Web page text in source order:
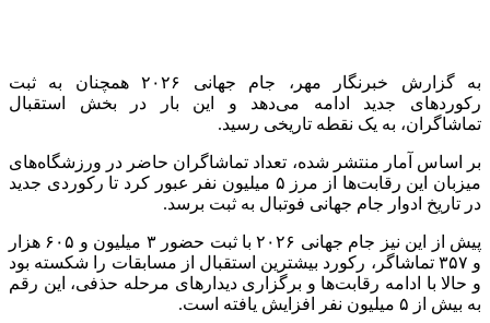
به گزارش خبرنگار مهر، جام جهانی ۲۰۲۶ همچنان به ثبت
رکوردهای جدید ادامه می‌دهد و این بار در بخش استقبال
تماشاگران، به یک نقطه تاریخی رسید.
بر اساس آمار منتشر شده، تعداد تماشاگران حاضر در ورزشگاه‌های
میزبان این رقابت‌ها از مرز ۵ میلیون نفر عبور کرد تا رکوردی جدید
در تاریخ ادوار جام جهانی فوتبال به ثبت برسد.
پیش از این نیز جام جهانی ۲۰۲۶ با ثبت حضور ۳ میلیون و ۶۰۵ هزار
و ۳۵۷ تماشاگر، رکورد بیشترین استقبال از مسابقات را شکسته بود
و حالا با ادامه رقابت‌ها و برگزاری دیدارهای مرحله حذفی، این رقم
به بیش از ۵ میلیون نفر افزایش یافته است.